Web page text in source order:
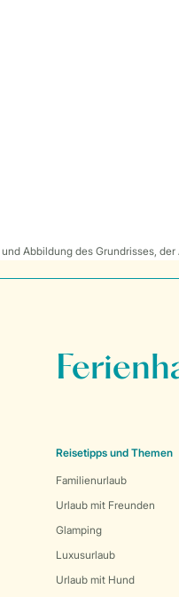
Abbildung des Grundrisses,
Reisetipps und Themen
Familienurlaub
Urlaub mit Freunden
Glamping
Luxusurlaub
Urlaub mit Hund